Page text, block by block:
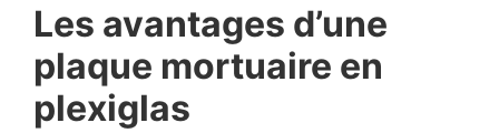
Les avantages d’une
plaque mortuaire en
plexiglas